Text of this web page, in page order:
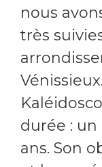
nous
très
Vénissieux.
durée :
ans. Son